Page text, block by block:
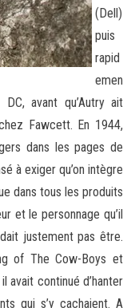
(Dell)
puis
rapid
emen
avant qu’Autry ait
Fawcett. En 1944,
dans les pages de
à exiger qu’on intègre
dans tous les produits
et le personnage qu’il
justement pas être.
of The Cow-Boys et
avait continué d’hanter
qui s’y cachaient. A